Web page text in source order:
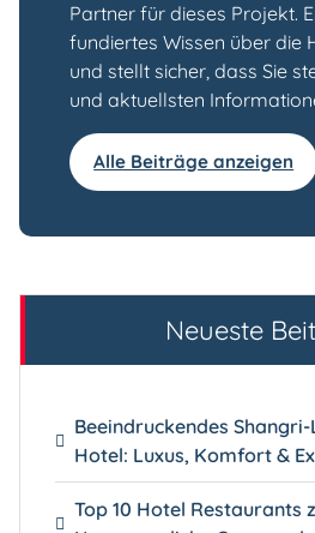
Partner für dieses Projekt.
fundiertes Wissen über die
und stellt sicher, dass Sie
und aktuellsten
Alle Beiträge anzeigen
Neueste
Beeindruckendes
Hotel: Luxus, Komfort &
Top 10 Hotel Restaurants